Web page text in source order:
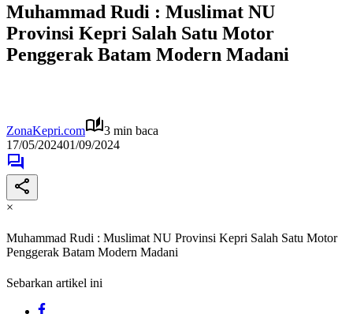
Muhammad Rudi : Muslimat NU
Provinsi Kepri Salah Satu Motor
Penggerak Batam Modern Madani
ZonaKepri.com
3 min baca
17/05/202401/09/2024
×
Muhammad Rudi : Muslimat NU Provinsi Kepri Salah Satu Motor
Penggerak Batam Modern Madani
Sebarkan artikel ini